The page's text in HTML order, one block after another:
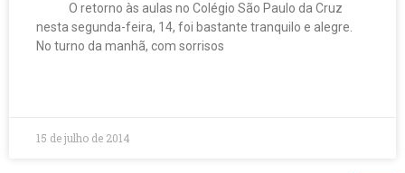
O retorno às aulas no Colégio São Paulo da Cruz
nesta segunda-feira, 14, foi bastante tranquilo e alegre.
No turno da manhã, com sorrisos
15 de julho de 2014